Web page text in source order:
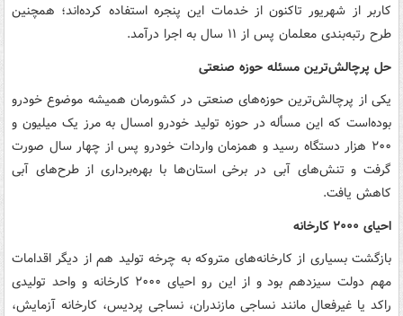
کاربر از شهریور تاکنون از خدمات این پنجره استفاده کرده‌اند؛ همچنین
طرح رتبه‌بندی معلمان پس از ۱۱ سال به اجرا درآمد.
حل پرچالش‌ترین مسئله حوزه صنعتی
یکی از پرچالش‌ترین حوزه‌های صنعتی در کشورمان همیشه موضوع خودرو
بوده‌است که این مسأله در حوزه تولید خودرو امسال به مرز یک میلیون و
۲۰۰ هزار دستگاه رسید و همزمان واردات خودرو پس از چهار سال صورت
گرفت و تنش‌های آبی در برخی استان‌ها با بهره‌برداری از طرح‌های آبی
کاهش یافت.
احیای ۲۰۰۰ کارخانه
بازگشت بسیاری از کارخانه‌های متروکه به چرخه تولید هم از دیگر اقدامات
مهم دولت سیزدهم بود و از این رو احیای ۲۰۰۰ کارخانه و واحد تولیدی
راکد یا غیرفعال مانند نساجی مازندران، نساجی پردیس، کارخانه آزمایش،